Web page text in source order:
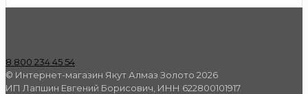
8 800 234 45 54
© Интернет-магазин Якут Алмаз Золото 2026
ИП Лапшин Евгений Борисович, ИНН 622800101917